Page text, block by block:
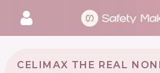
CELIMAX THE REAL